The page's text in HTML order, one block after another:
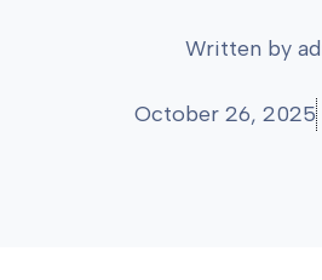
Written by
October 26, 2025